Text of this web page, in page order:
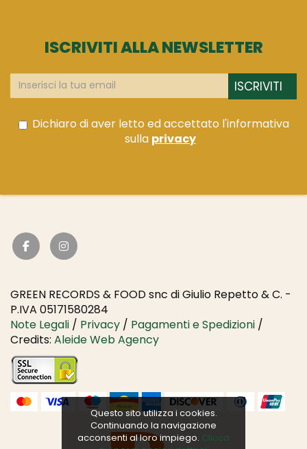
ISCRIVITI ALLA NEWSLETTER
ISCRIVITI
Dichiaro di aver letto ed accettato l'informativa
sulla privacy
GREEN RECORDS & FOOD snc di Giulio Repetto & C. -
P.IVA 05171580284
Note Legali / Privacy / Pagamenti e Spedizioni /
Credits: Aleide Web Agency
Questo sito utilizza i cookies.
Continuando la navigazione
acconsenti al loro impiego. Clicca